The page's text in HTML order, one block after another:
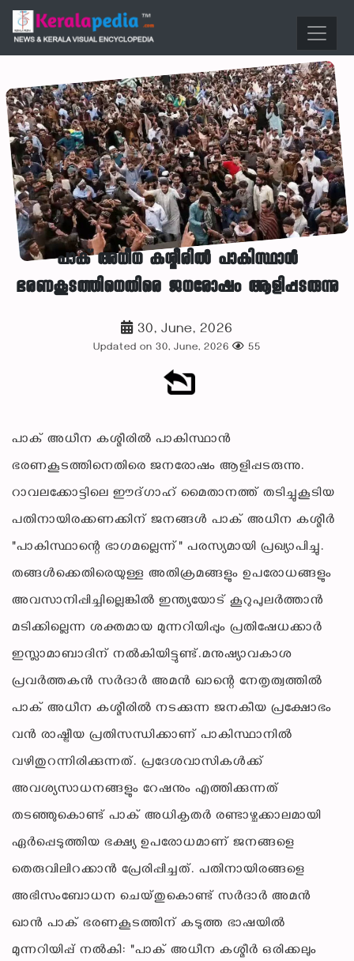
പാക് അധീന കശ്മീരിൽ പാകിസ്ഥാൻ
ഭരണകൂടത്തിനെതിരെ ജനരോഷം ആളിപ്പടരുന്നു
30, June, 2026
Updated on 30, June, 2026 55
പാക് അധീന കശ്മീരിൽ പാകിസ്ഥാൻ
ഭരണകൂടത്തിനെതിരെ ജനരോഷം ആളിപ്പടരുന്നു.
റാവലക്കോട്ടിലെ ഈദ്ഗാഹ് മൈതാനത്ത് തടിച്ചുകൂടിയ
പതിനായിരക്കണക്കിന് ജനങ്ങൾ പാക് അധീന കശ്മീർ
"പാകിസ്ഥാന്റെ ഭാഗമല്ലെന്ന്" പരസ്യമായി പ്രഖ്യാപിച്ചു.
തങ്ങൾക്കെതിരെയുള്ള അതിക്രമങ്ങളും ഉപരോധങ്ങളും
അവസാനിപ്പിച്ചില്ലെങ്കിൽ ഇന്ത്യയോട് കൂറുപുലർത്താൻ
മടിക്കില്ലെന്ന ശക്തമായ മുന്നറിയിപ്പും പ്രതിഷേധക്കാർ
ഇസ്ലാമാബാദിന് നൽകിയിട്ടുണ്ട്.മനുഷ്യാവകാശ
പ്രവർത്തകൻ സർദാർ അമൻ ഖാന്റെ നേതൃത്വത്തിൽ
പാക് അധീന കശ്മീരിൽ നടക്കുന്ന ജനകീയ പ്രക്ഷോഭം
വൻ രാഷ്ട്രീയ പ്രതിസന്ധിക്കാണ് പാകിസ്ഥാനിൽ
വഴിതുറന്നിരിക്കുന്നത്. പ്രദേശവാസികൾക്ക്
അവശ്യസാധനങ്ങളും റേഷനും എത്തിക്കുന്നത്
തടഞ്ഞുകൊണ്ട് പാക് അധികൃതർ രണ്ടാഴ്ചക്കാലമായി
ഏർപ്പെടുത്തിയ ഭക്ഷ്യ ഉപരോധമാണ് ജനങ്ങളെ
തെരുവിലിറക്കാൻ പ്രേരിപ്പിച്ചത്. പതിനായിരങ്ങളെ
അഭിസംബോധന ചെയ്തുകൊണ്ട് സർദാർ അമൻ
ഖാൻ പാക് ഭരണകൂടത്തിന് കടുത്ത ഭാഷയിൽ
മുന്നറിയിപ്പ് നൽകി: "പാക് അധീന കശ്മീർ ഒരിക്കലും